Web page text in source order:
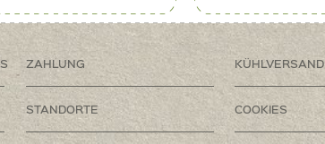
ZAHLUNG KÜHLVERSAND
STANDORTE COOKIES